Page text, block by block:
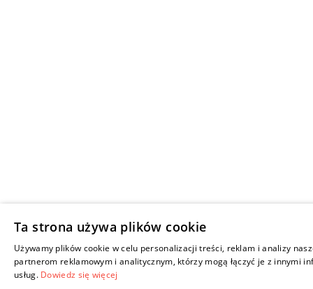
Ta strona używa plików cookie
Używamy plików cookie w celu personalizacji treści, reklam i analizy
partnerom reklamowym i analitycznym, którzy mogą łączyć je z innymi
usług. Dowiedz się więcej